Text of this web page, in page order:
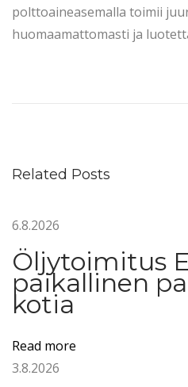
polttoaineasemalla toimii
huomaamattomasti ja
t
s
ö
l
y
K
o
Related Posts
6.8.2026
Öljytoimitus
paikallinen
kotia
Read more
3.8.2026